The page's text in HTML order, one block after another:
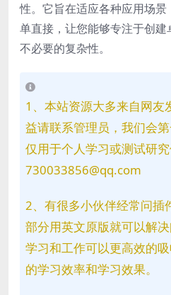
性。它旨在适应各种应用场
单直接，让您能够专注于创
不必要的复杂性。
1、本站资源大多来自网友
益请联系管理员，我们会第
仅用于个人学习或测试研究
730033856@qq.com
2、有很多小伙伴经常问插
部分用英文原版就可以解
学习和工作可以更高效的
的学习效率和学习效果。